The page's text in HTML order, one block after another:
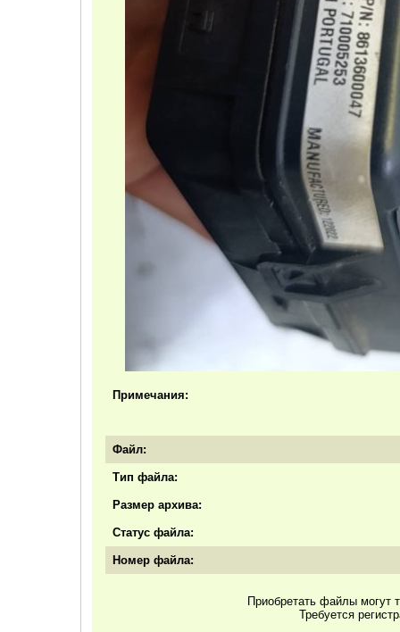
Примечания:
Файл:
Тип файла:
Размер архива:
Статус файла:
Номер файла:
Приобретать файлы могут
Требуется